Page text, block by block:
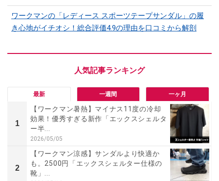
ワークマンの「レディース スポーツテープサンダル」の履
き心地がイチオシ！総合評価4.9の理由を口コミから解剖
最新 一週間 一ヶ月
1
【ワークマン暑熱】マイナス11度の冷却
効果！優秀すぎる新作「エックスシェルタ
ー半...
2026/05/05
2
【ワークマン涼感】サンダルより快適か
も。2500円「エックスシェルター仕様の
靴」...